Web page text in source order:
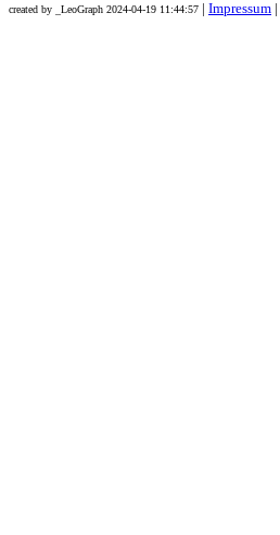
created by _LeoGraph 2024-04-19 11:44:57 Impressum